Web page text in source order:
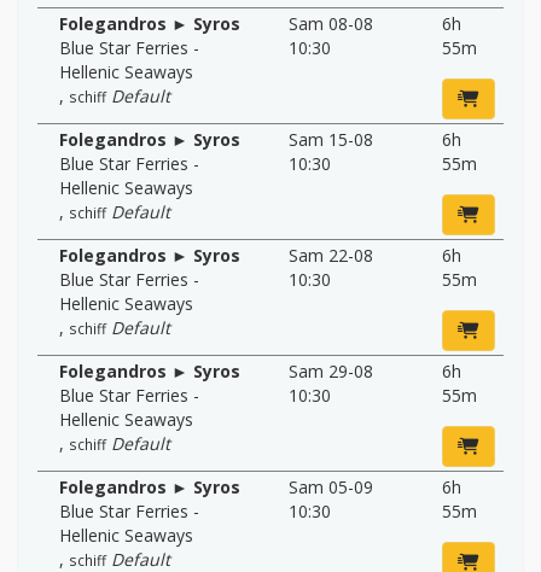
Folegandros ► Syros
Blue Star Ferries -
Hellenic Seaways
, schiff Default
Sam 08-08
10:30
6h
55m
Folegandros ► Syros
Blue Star Ferries -
Hellenic Seaways
, schiff Default
Sam 15-08
10:30
6h
55m
Folegandros ► Syros
Blue Star Ferries -
Hellenic Seaways
, schiff Default
Sam 22-08
10:30
6h
55m
Folegandros ► Syros
Blue Star Ferries -
Hellenic Seaways
, schiff Default
Sam 29-08
10:30
6h
55m
Folegandros ► Syros
Blue Star Ferries -
Hellenic Seaways
, schiff Default
Sam 05-09
10:30
6h
55m